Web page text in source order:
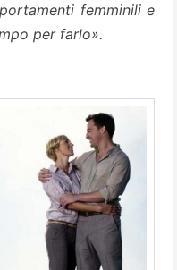
femminili e
per farlo».